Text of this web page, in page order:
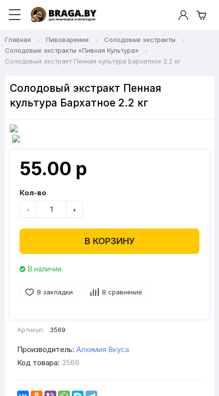
Главная Пивоварение
Солодовые экстракты
Солодовые экстракты «Пивная Культура»
Солодовый экстракт Пенная культура Бархатное 2.2 кг
Солодовый экстракт Пенная
культура Бархатное 2.2 кг
55.00 р
Кол-во
- +
В КОРЗИНУ
В наличии
В закладки В сравнение
Артикул: 3569
Производитель: Алхимия Вкуса
Код товара: 3569